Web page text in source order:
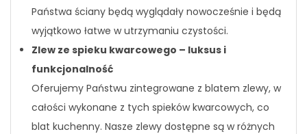
Państwa ściany będą wyglądały nowocześnie i będą
wyjątkowo łatwe w utrzymaniu czystości.
Zlew ze spieku kwarcowego – luksus i
funkcjonalność
Oferujemy Państwu zintegrowane z blatem zlewy, w
całości wykonane z tych spieków kwarcowych, co
blat kuchenny. Nasze zlewy dostępne są w różnych